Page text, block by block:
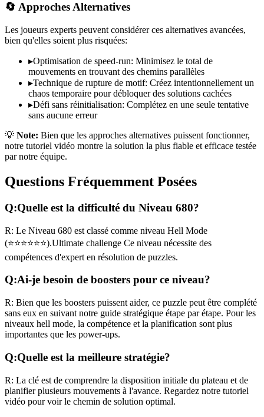
🔄 Approches Alternatives
Les joueurs experts peuvent considérer ces alternatives avancées,
bien qu'elles soient plus risquées:
▸Optimisation de speed-run: Minimisez le total de
mouvements en trouvant des chemins parallèles
▸Technique de rupture de motif: Créez intentionnellement un
chaos temporaire pour débloquer des solutions cachées
▸Défi sans réinitialisation: Complétez en une seule tentative
sans aucune erreur
💡 Note: Bien que les approches alternatives puissent fonctionner,
notre tutoriel vidéo montre la solution la plus fiable et efficace testée
par notre équipe.
Questions Fréquemment Posées
Q:Quelle est la difficulté du Niveau 680?
R: Le Niveau 680 est classé comme niveau Hell Mode
(⭐⭐⭐⭐⭐⭐).Ultimate challenge Ce niveau nécessite des
compétences d'expert en résolution de puzzles.
Q:Ai-je besoin de boosters pour ce niveau?
R: Bien que les boosters puissent aider, ce puzzle peut être complété
sans eux en suivant notre guide stratégique étape par étape. Pour les
niveaux hell mode, la compétence et la planification sont plus
importantes que les power-ups.
Q:Quelle est la meilleure stratégie?
R: La clé est de comprendre la disposition initiale du plateau et de
planifier plusieurs mouvements à l'avance. Regardez notre tutoriel
vidéo pour voir le chemin de solution optimal.